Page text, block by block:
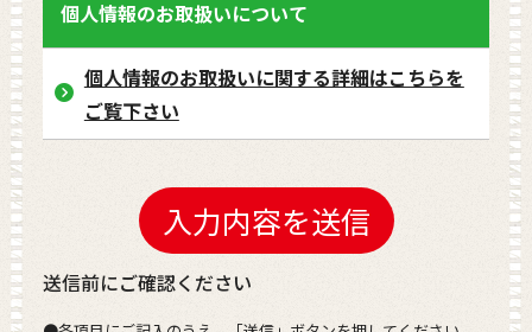
個人情報のお取扱いについて
個人情報のお取扱いに関する詳細はこちらを
ご覧下さい
送信前にご確認ください